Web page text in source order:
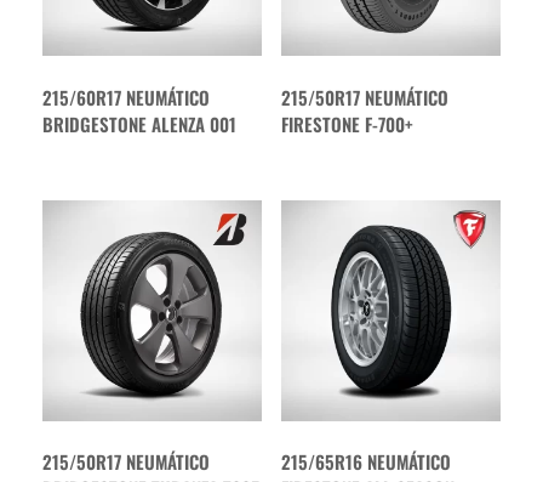
215/60R17 NEUMÁTICO
BRIDGESTONE ALENZA 001
215/50R17 NEUMÁTICO
FIRESTONE F-700+
215/50R17 NEUMÁTICO
215/65R16 NEUMÁTICO